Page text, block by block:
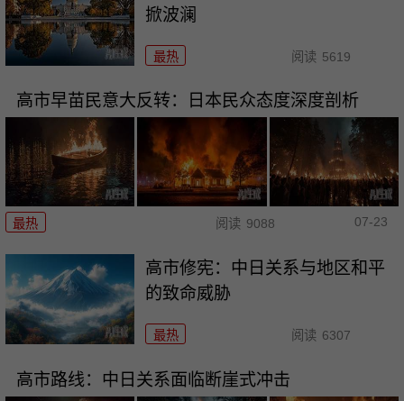
掀波澜
最热 阅读 5619
高市早苗民意大反转：日本民众态度深度剖析
最热 阅读 9088 07-23
高市修宪：中日关系与地区和平
的致命威胁
最热 阅读 6307
高市路线：中日关系面临断崖式冲击